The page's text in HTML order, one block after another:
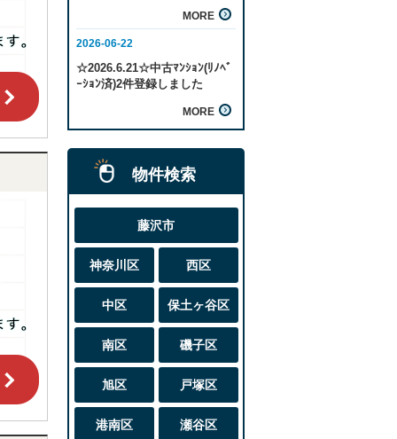
物件検索
藤沢市
神奈川区 西区
中区 保土ヶ谷区
南区 磯子区
旭区 戸塚区
港南区 瀬谷区